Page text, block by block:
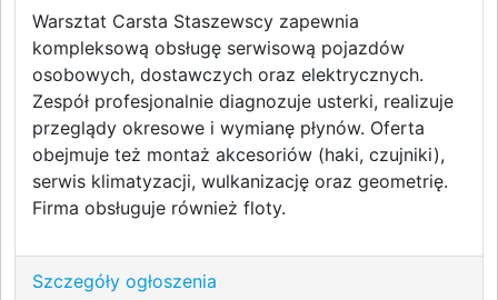
Warsztat Carsta Staszewscy zapewnia
kompleksową obsługę serwisową pojazdów
osobowych, dostawczych oraz elektrycznych.
Zespół profesjonalnie diagnozuje usterki, realizuje
przeglądy okresowe i wymianę płynów. Oferta
obejmuje też montaż akcesoriów (haki, czujniki),
serwis klimatyzacji, wulkanizację oraz geometrię.
Firma obsługuje również floty.
Szczegóły ogłoszenia